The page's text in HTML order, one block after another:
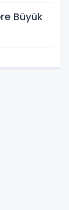
Büyük